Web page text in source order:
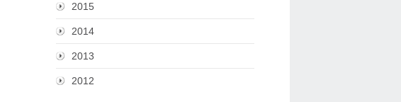
2015
2014
2013
2012